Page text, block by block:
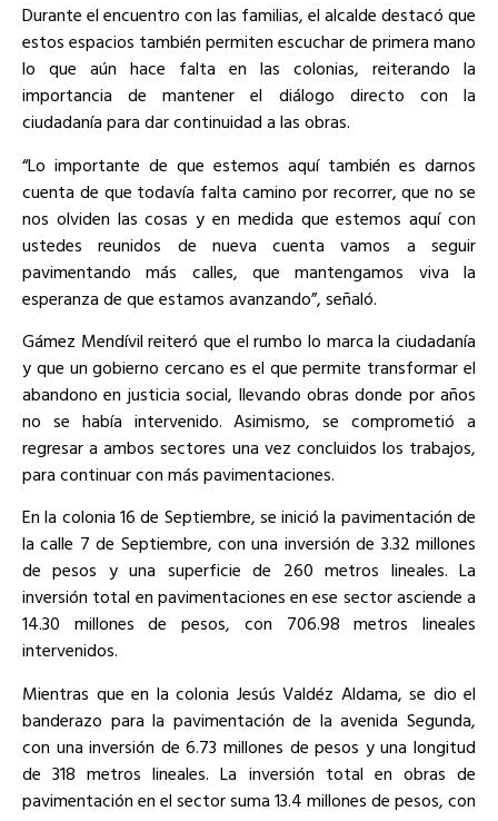
Durante el encuentro con las familias, el alcalde destacó que
estos espacios también permiten escuchar de primera mano
lo que aún hace falta en las colonias, reiterando la
importancia de mantener el diálogo directo con la
ciudadanía para dar continuidad a las obras.
“Lo importante de que estemos aquí también es darnos
cuenta de que todavía falta camino por recorrer, que no se
nos olviden las cosas y en medida que estemos aquí con
ustedes reunidos de nueva cuenta vamos a seguir
pavimentando más calles, que mantengamos viva la
esperanza de que estamos avanzando”, señaló.
Gámez Mendívil reiteró que el rumbo lo marca la ciudadanía
y que un gobierno cercano es el que permite transformar el
abandono en justicia social, llevando obras donde por años
no se había intervenido. Asimismo, se comprometió a
regresar a ambos sectores una vez concluidos los trabajos,
para continuar con más pavimentaciones.
En la colonia 16 de Septiembre, se inició la pavimentación de
la calle 7 de Septiembre, con una inversión de 3.32 millones
de pesos y una superficie de 260 metros lineales. La
inversión total en pavimentaciones en ese sector asciende a
14.30 millones de pesos, con 706.98 metros lineales
intervenidos.
Mientras que en la colonia Jesús Valdéz Aldama, se dio el
banderazo para la pavimentación de la avenida Segunda,
con una inversión de 6.73 millones de pesos y una longitud
de 318 metros lineales. La inversión total en obras de
pavimentación en el sector suma 13.4 millones de pesos, con